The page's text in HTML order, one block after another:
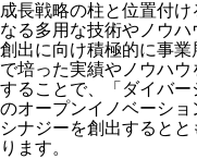
成長戦略の柱と位置付
なる多用な技術やノウ
創出に向け積極的に事
で培った実績やノウハ
することで、「ダイバ
のオープンイノベーシ
シナジーを創出すると
ります。